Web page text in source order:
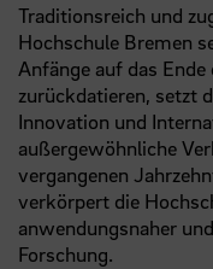
Traditionsreich und
Hochschule Bremen
Anfänge auf das
zurückdatieren, setzt
Innovation und
außergewöhnliche
vergangenen
verkörpert die
anwendungsnaher
Forschung.